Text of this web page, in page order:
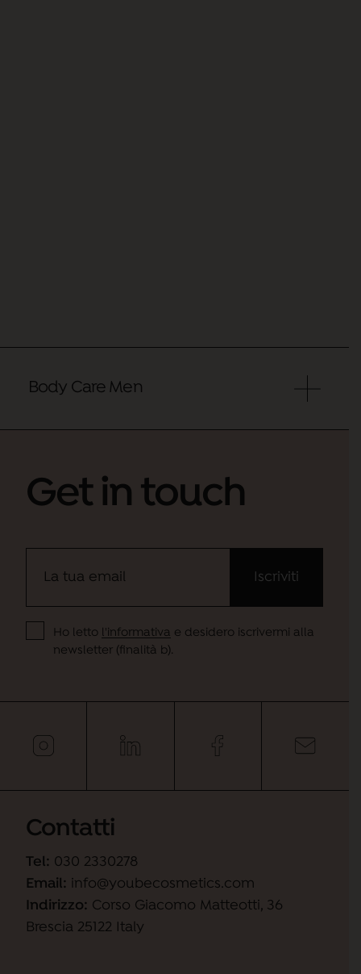
Body Care Men
Get in touch
Ho letto l'informativa e desidero iscrivermi alla
newsletter (finalità b).
Contatti
Tel: 030 2330278
Email: info@youbecosmetics.com
Indirizzo: Corso Giacomo Matteotti, 36
Brescia 25122 Italy